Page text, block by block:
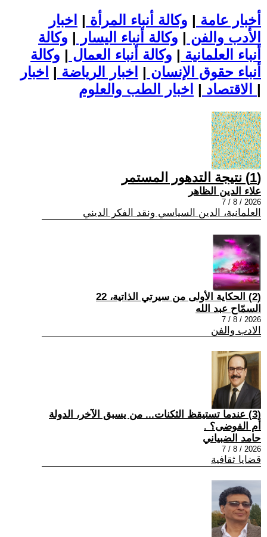
أخبار عامة | وكالة أنباء المرأة | اخبار
الأدب والفن | وكالة أنباء اليسار | وكالة
أنباء العلمانية | وكالة أنباء العمال | وكالة
أنباء حقوق الإنسان | اخبار الرياضة | اخبار
الاقتصاد | |
(1) نتيجة التدهور المستمر
علاء الدين الظاهر
2026 / 8 / 7
العلمانية، الدين السياسي ونقد الفكر الديني
(2) الحكاية الأولى من سيرتي الذاتية، 22
السمّاح عبد الله
2026 / 8 / 7
الادب والفن
(3) عندما تستيقظ الثكنات... من يسبق الآخر، الدولة
أم الفوضى؟ .
حامد الضبياني
2026 / 8 / 7
قضايا ثقافية